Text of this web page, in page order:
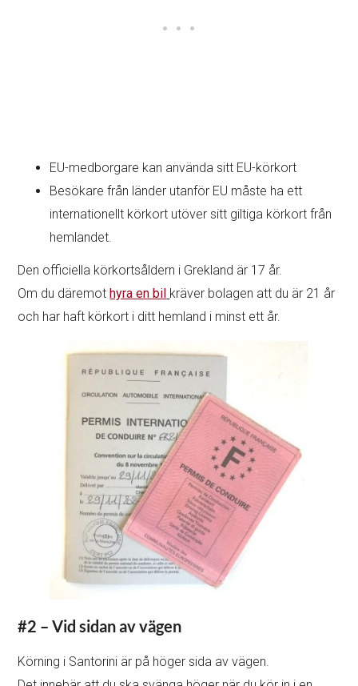
EU-medborgare kan använda sitt EU-körkort
Besökare från länder utanför EU måste ha ett
internationellt körkort utöver sitt giltiga körkort från
hemlandet.
Den officiella körkortsåldern i Grekland är 17 år.
Om du däremothyra en bil kräver bolagen att du är 21 år
och har haft körkort i ditt hemland i minst ett år.
#2 – Vid sidan av vägen
Körning i Santorini är på höger sida av vägen.